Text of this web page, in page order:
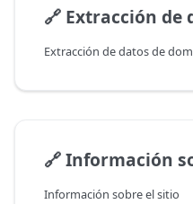
🔗 Extracción de datos de dominios temáticos por frase
🔗Información
Información sobre el sitio